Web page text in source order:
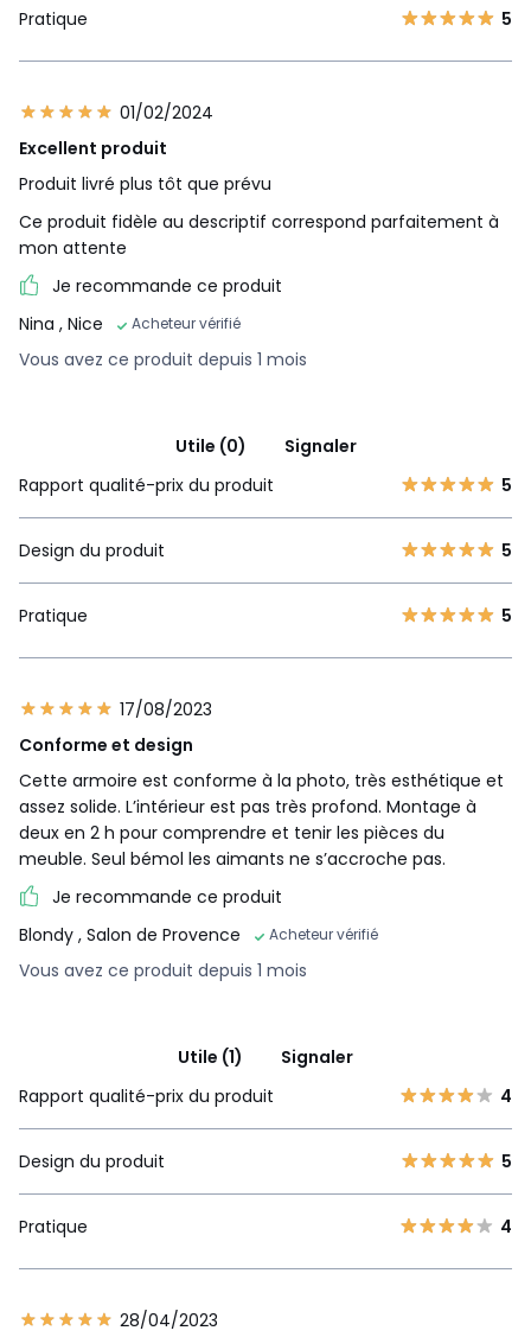
Pratique 5
01/02/2024
Excellent produit
Produit livré plus tôt que prévu
Ce produit fidèle au descriptif correspond parfaitement à
mon attente
Je recommande ce produit
Nina , Nice Acheteur vérifié
Vous avez ce produit depuis 1 mois
Utile (0)
Signaler
Rapport qualité-prix du produit
5
Design du produit 5
Pratique 5
17/08/2023
Conforme et design
Cette armoire est conforme à la photo, très esthétique et
assez solide. L’intérieur est pas très profond. Montage à
deux en 2 h pour comprendre et tenir les pièces du
meuble. Seul bémol les aimants ne s’accroche pas.
Je recommande ce produit
Blondy , Salon de Provence Acheteur vérifié
Vous avez ce produit depuis 1 mois
Utile (1)
Signaler
Rapport qualité-prix du produit
4
Design du produit 5
Pratique 4
28/04/2023